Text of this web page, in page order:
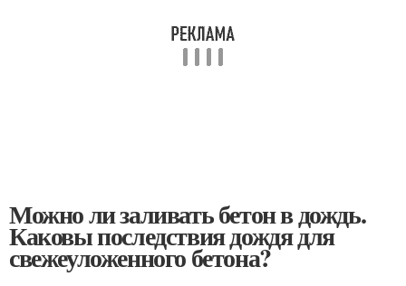
Можно ли заливать бетон в дождь.
Каковы последствия дождя для
свежеуложенного бетона?